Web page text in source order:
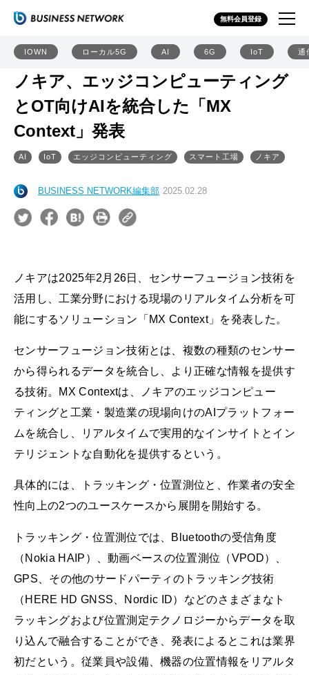
無料会員登録
IOWN ローカル5G AI 6G IoT 通
ノキア、エッジコンピューティング
とOT向けAIを統合した「MX
Context」発表
AI IoT エッジコンピューティング スマート工場 ノキア
BUSINESS NETWORK編集部 2025.02.28
ノキアは2025年2月26日、センサーフュージョン技術を
活用し、工業分野における現場のリアルタイム分析を可
能にするソリューション「MX Context」を発表した。
センサーフュージョン技術とは、複数の種類のセンサー
から得られるデータを統合し、より正確な情報を提供す
る技術。MX Contextは、ノキアのエッジコンピュー
ティングと工業・製造業の現場向けのAIプラットフォー
ムを統合し、リアルタイムで実用的なインサイトとイン
テリジェントな自動化を提供するという。
具体的には、トラッキング・位置測位と、作業者の安全
性向上の2つのユースケースから展開を開始する。
トラッキング・位置測位では、Bluetoothの受信角度
（Nokia HAIP）、動画ベースの位置測位（VPOD）、
GPS、その他のサードパーティのトラッキング技術
（HERE HD GNSS、Nordic ID）などのさまざまなト
ラッキングおよび位置測定テクノロジーからデータを取
り込んで融合することができ、発表によるとこれは業界
初だという。従業員や設備、機器の位置情報をリアルタ